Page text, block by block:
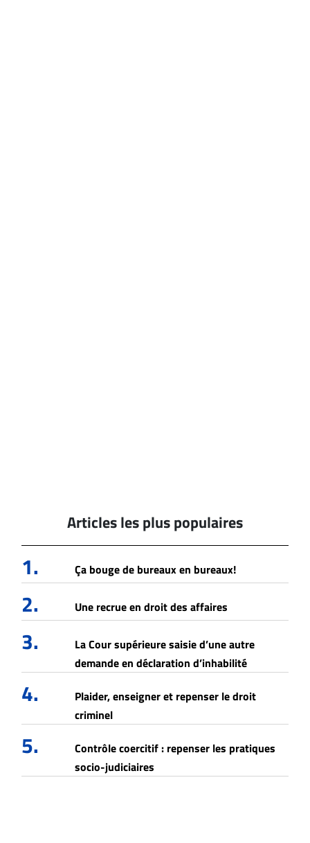
Articles les plus populaires
1. Ça bouge de bureaux en bureaux!
2. Une recrue en droit des affaires
3.
La Cour supérieure saisie d’une autre
demande en déclaration d’inhabilité
4.
Plaider, enseigner et repenser le droit
criminel
5.
Contrôle coercitif : repenser les pratiques
socio-judiciaires